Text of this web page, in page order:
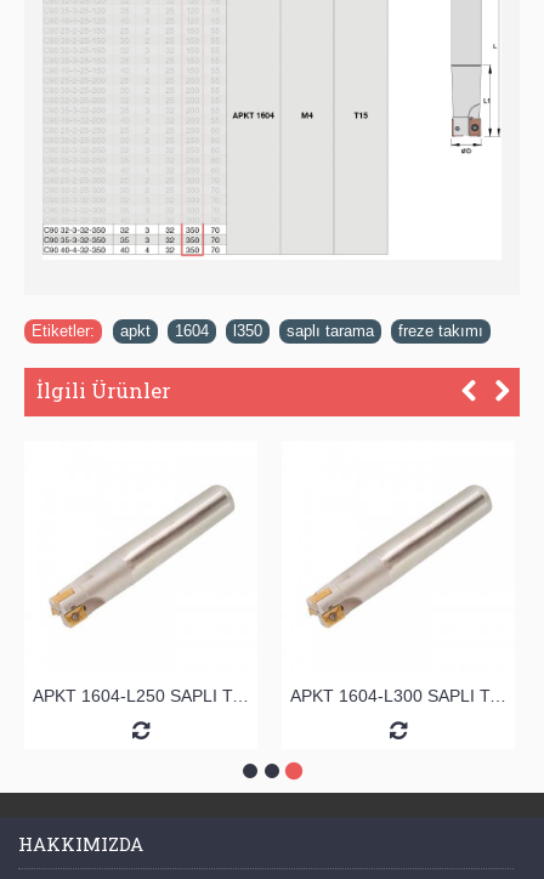
Etiketler: apkt 1604 l350 saplı tarama freze takımı
İlgili Ürünler
APKT 1604-L250 SAPLI TARAMA APKT 1604-L300 SAPLI TARAMA
HAKKIMIZDA